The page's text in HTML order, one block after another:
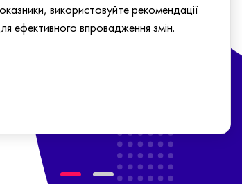
використовуйте рекомендації
ефективного впровадження змін.